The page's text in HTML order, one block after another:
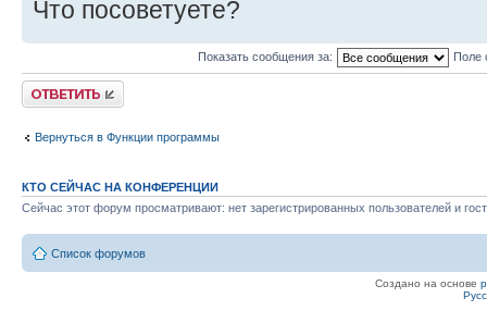
Что посоветуете?
Показать сообщения за: Поле
Ответить
Вернуться в Функции программы
КТО СЕЙЧАС НА КОНФЕРЕНЦИИ
Сейчас этот форум просматривают: нет зарегистрированных пользователей и
Список форумов
Создано на основе